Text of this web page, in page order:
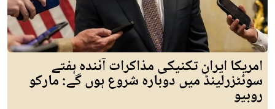
امریکا ایران تکنیکی مذاکرات آئندہ ہفتے
سوئٹزرلینڈ میں دوبارہ شروع ہوں گے: مارکو
روبیو